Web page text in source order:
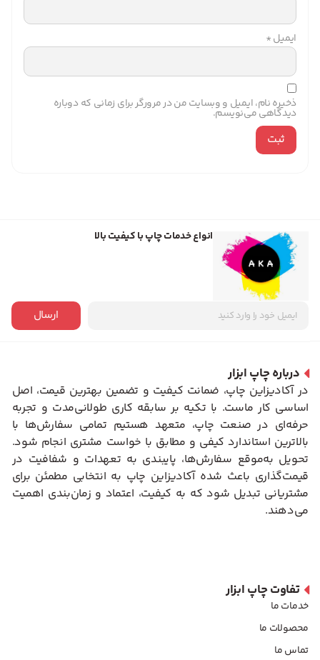
ایمیل*
ذخیره نام، ایمیل و وبسایت من در مرورگر برای زمانی که دوباره
دیدگاهی می‌نویسم.
انواع خدمات چاپ با کیفیت بالا
ارسال
درباره چاپ ابزار
در آکادیزاین چاپ، ضمانت کیفیت و تضمین بهترین قیمت، اصل
اساسی کار ماست. با تکیه بر سابقه کاری طولانی‌مدت و تجربه
حرفه‌ای در صنعت چاپ، متعهد هستیم تمامی سفارش‌ها با
بالاترین استاندارد کیفی و مطابق با خواست مشتری انجام شود.
تحویل به‌موقع سفارش‌ها، پایبندی به تعهدات و شفافیت در
قیمت‌گذاری باعث شده آکادیزاین چاپ به انتخابی مطمئن برای
مشتریانی تبدیل شود که به کیفیت، اعتماد و زمان‌بندی اهمیت
می‌دهند.
تفاوت چاپ ابزار
خدمات ما
محصولات ما
تماس ما